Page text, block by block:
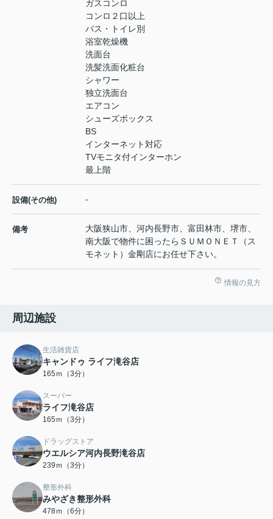
ガスコンロ
コンロ２口以上
バス・トイレ別
浴室乾燥機
洗面台
洗髪洗面化粧台
シャワー
独立洗面台
エアコン
シューズボックス
BS
インターネット対応
TVモニタ付インターホン
最上階
設備(その他) -
備考
大阪狭山市、河内長野市、富田林市、堺市、
南大阪で物件に困ったらＳＵＭＯＮＥＴ（ス
モネット）金剛店にお任せ下さい。
情報の見方
周辺施設
生活雑貨店
キャンドゥ ライフ滝谷店
165ｍ（3分）
スーパー
ライフ滝谷店
165ｍ（3分）
ドラッグストア
ウエルシア河内長野滝谷店
239ｍ（3分）
整形外科
みやざき整形外科
478ｍ（6分）